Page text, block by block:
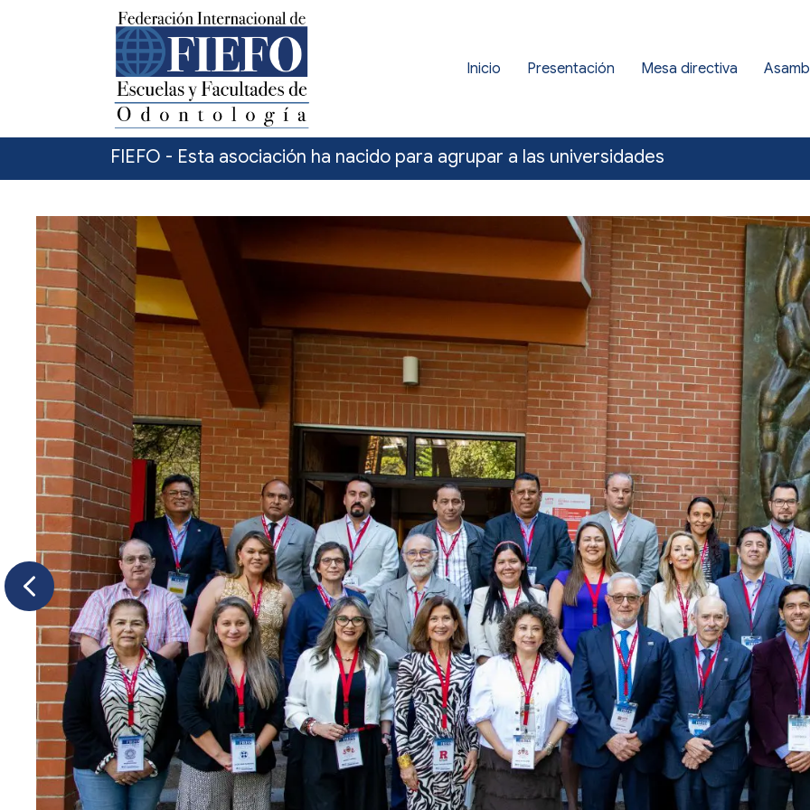
Inicio Presentación Mesa directiva
FIEFO - Esta asociación ha nacido para agrupar a las universidades
Previous